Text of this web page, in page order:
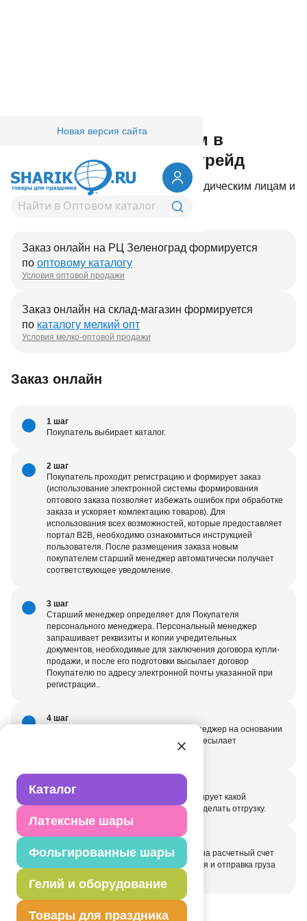
Каталог
Латексные шары
Фольгированные шары
Гелий и оборудование
Товары для праздника
Новая версия сайта
Как купить товар оптом в
компании Европа уно трейд
Осуществляем оптовую продажу юридическим лицам и
индивидуальным предпринимателям
Заказ онлайн на РЦ Зеленоград формируется
по оптовому каталогу
Условия оптовой продажи
Заказ онлайн на склад-магазин формируется
по каталогу мелкий опт
Условия мелко-оптовой продажи
Заказ онлайн
1 шаг
Покупатель выбирает каталог.
2 шаг
Покупатель проходит регистрацию и формирует заказ
(использование электронной системы формирования
оптового заказа позволяет избежать ошибок при обработке
заказа и ускоряет комлектацию товаров). Для
использования всех возможностей, которые предоставляет
портал В2В, необходимо ознакомиться инструкцией
пользователя. После размещения заказа новым
покупателем старший менеджер автоматически получает
соответствующее уведомление.
3 шаг
Старший менеджер определяет для Покупателя
персонального менеджера. Персональный менеджер
запрашивает реквизиты и копии учредительных
документов, необходимые для заключения договора купли-
продажи, и после его подготовки высылает договор
Покупателю по адресу электронной почты указанной при
регистрации..
4 шаг
Только после подписания договора менеджер на основании
заказа формирует счет на оплату и пересылает
5 шаг
Покупатель оплачивает счет и информирует какой
транспортной компанией необходимо сделать отгрузку.
После поступления денежных средств на расчетный счет
Поставщика производится комплектация и отправка груза
Покупателю.